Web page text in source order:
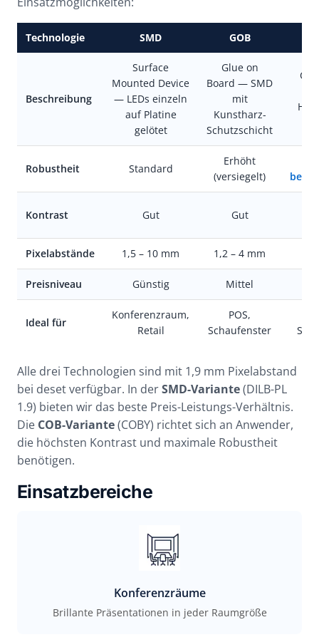
Technologie SMD GOB
Beschreibung
Surface
Mounted Device
— LEDs einzeln
auf Platine
gelötet
Glue on
Board — SMD
mit
Kunstharz-
Schutzschicht
Robustheit Standard
Erhöht
(versiegelt)
Kontrast Gut Gut
Pixelabstände 1,5 – 10 mm 1,2 – 4 mm
Preisniveau Günstig Mittel
Ideal für
Konferenzraum,
Retail
POS,
Schaufenster
Alle drei Technologien sind mit 1,9 mm Pixelabstand
bei deset verfügbar. In derSMD-Variante(DILB-PL
1.9) bieten wir das beste Preis-Leistungs-Verhältnis.
Die COB-Variante(COBY) richtet sich an Anwender,
die höchsten Kontrast und maximale Robustheit
benötigen.
Einsatzbereiche
Konferenzräume
Brillante Präsentationen in jeder Raumgröße